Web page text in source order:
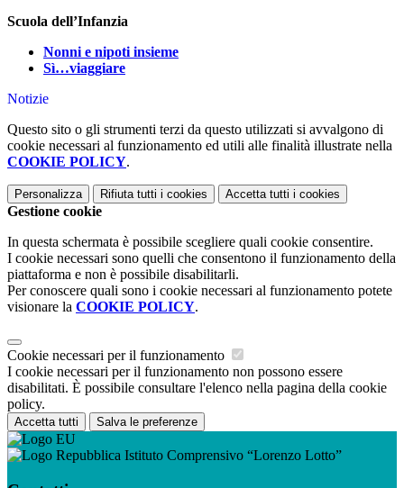
Scuola dell’Infanzia
Nonni e nipoti insieme
Sì…viaggiare
Notizie
Questo sito o gli strumenti terzi da questo utilizzati si avvalgono di
cookie necessari al funzionamento ed utili alle finalità illustrate nella
COOKIE POLICY.
Personalizza Rifiuta tutti i cookies Accetta tutti i cookies
Gestione cookie
In questa schermata è possibile scegliere quali cookie consentire.
I cookie necessari sono quelli che consentono il funzionamento della
piattaforma e non è possibile disabilitarli.
Per conoscere quali sono i cookie necessari al funzionamento potete
visionare la COOKIE POLICY.
Cookie necessari per il funzionamento
I cookie necessari per il funzionamento non possono essere
disabilitati. È possibile consultare l'elenco nella pagina della cookie
policy.
Accetta tutti Salva le preferenze
Istituto Comprensivo “Lorenzo Lotto”